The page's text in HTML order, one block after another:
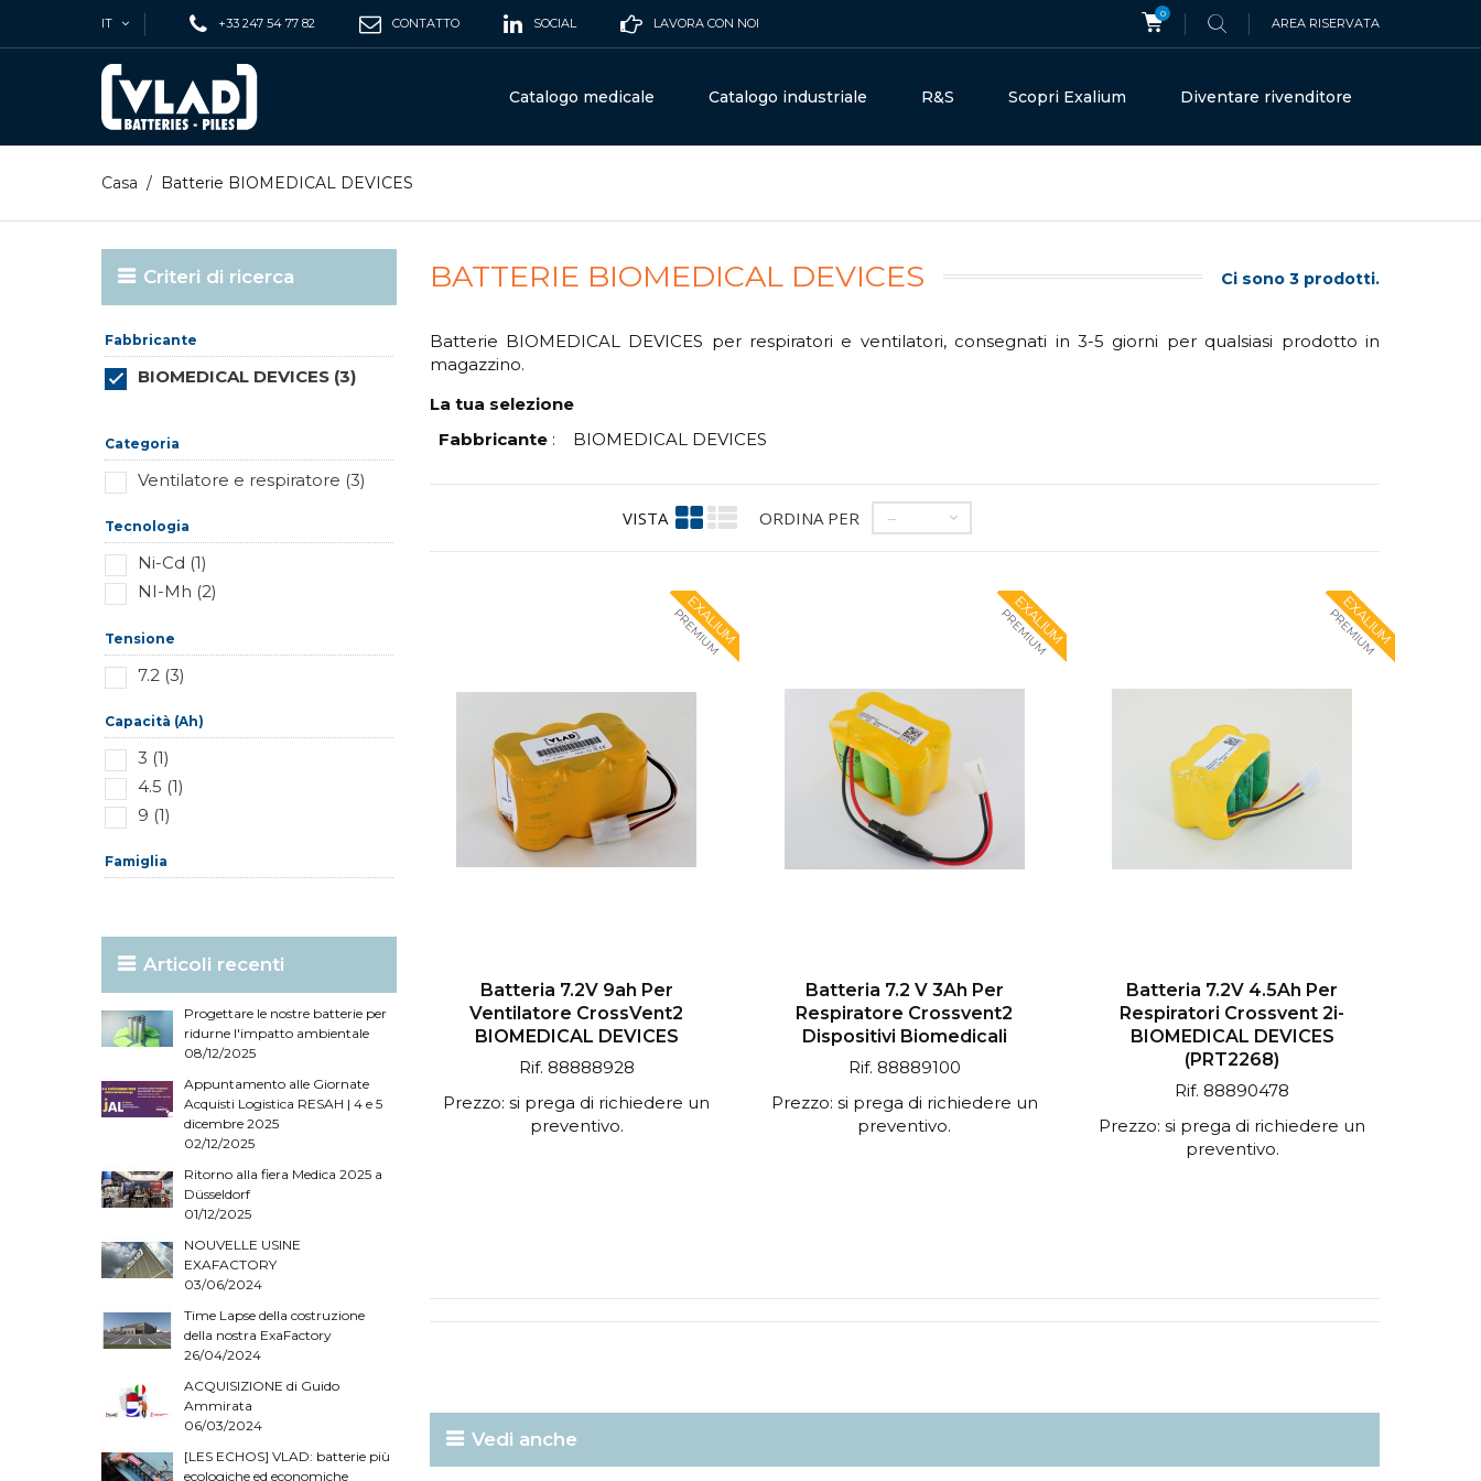
IT +33 247 54 77 82 CONTATTO SOCIAL LAVORA CON NOI
0
AREA RISERVATA
Catalogo medicale Catalogo industriale R&S Scopri Exalium Diventare rivenditore
Casa / Batterie BIOMEDICAL DEVICES
Criteri di ricerca
Fabbricante
BIOMEDICAL DEVICES (3)
Categoria
Ventilatore e respiratore (3)
Tecnologia
Ni-Cd (1)
NI-Mh (2)
Tensione
7.2 (3)
Capacità (Ah)
3 (1)
4.5 (1)
9 (1)
Famiglia
Articoli recenti
Progettare le nostre batterie per
ridurne l'impatto ambientale
08/12/2025
Appuntamento alle Giornate
Acquisti Logistica RESAH | 4 e 5
dicembre 2025
02/12/2025
Ritorno alla fiera Medica 2025 a
Düsseldorf
01/12/2025
NOUVELLE USINE
EXAFACTORY
03/06/2024
Time Lapse della costruzione
della nostra ExaFactory
26/04/2024
ACQUISIZIONE di Guido
Ammirata
06/03/2024
[LES ECHOS] VLAD: batterie più
ecologiche ed economiche
BATTERIE BIOMEDICAL DEVICES Ci sono 3 prodotti.
Batterie BIOMEDICAL DEVICES per respiratori e ventilatori, consegnati in 3-5 giorni per qualsiasi prodotto in
magazzino.
La tua selezione
Fabbricante: BIOMEDICAL DEVICES
VISTA ORDINA PER --
EXALIUM
PREMIUM
Batteria 7.2V 9ah Per
Ventilatore CrossVent2
BIOMEDICAL DEVICES
Rif. 88888928
Prezzo: si prega di richiedere un
preventivo.
EXALIUM
PREMIUM
Batteria 7.2 V 3Ah Per
Respiratore Crossvent2
Dispositivi Biomedicali
Rif. 88889100
Prezzo: si prega di richiedere un
preventivo.
EXALIUM
PREMIUM
Batteria 7.2V 4.5Ah Per
Respiratori Crossvent 2i-
BIOMEDICAL DEVICES
(PRT2268)
Rif. 88890478
Prezzo: si prega di richiedere un
preventivo.
Vedi anche